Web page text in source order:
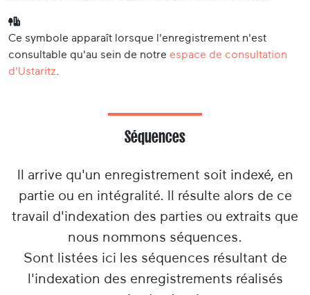
Ce symbole apparaît lorsque l'enregistrement n'est
consultable qu'au sein de notre espace de consultation
d'Ustaritz
Séquences
Il arrive qu'un enregistrement soit indexé, en
partie ou en intégralité. Il résulte alors de ce
travail d'indexation des parties ou extraits que
nous nommons séquences.
Sont listées ici les séquences résultant de
l'indexation des enregistrements réalisés